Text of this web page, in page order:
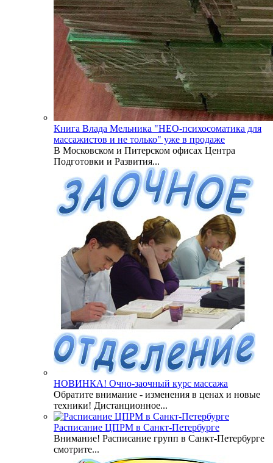
Книга Влада Мельника "НЕО-психосоматика для
массажистов и не только" уже в продаже
В Московском и Питерском офисах Центра
Подготовки и Развития...
НОВИНКА! Очно-заочный курс массажа
Обратите внимание - изменения в ценах и новые
техники! Дистанционное...
Расписание ЦПРМ в Санкт-Петербурге
Внимание! Расписание групп в Санкт-Петербурге
смотрите...